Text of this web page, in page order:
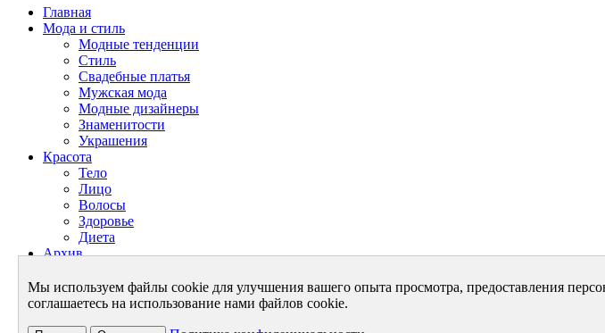
Главная
Мода и стиль
Модные тенденции
Стиль
Свадебные платья
Мужская мода
Модные дизайнеры
Знаменитости
Украшения
Красота
Тело
Лицо
Волосы
Здоровье
Диета
Архив
Энциклопедия моды
Архив - Мода и Стиль
Мы используем файлы cookie для улучшения вашего опыта просмотра, предоставления
соглашаетесь на использование нами файлов cookie.